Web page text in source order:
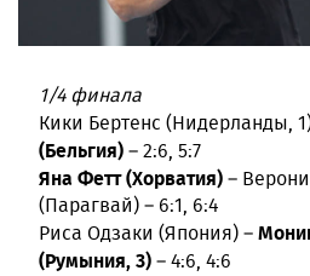
1/4 финала
Кики Бертенс (Нидерланды,
(Бельгия)– 2:6, 5:7
Яна Фетт (Хорватия)–
(Парагвай) – 6:1, 6:4
Риса Одзаки (Япония) –
(Румыния, 3)– 4:6, 4:6